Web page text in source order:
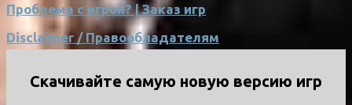
Проблема с игрой? | Заказ игр
Disclaimer / Правообладателям
Скачивайте самую новую версию игр